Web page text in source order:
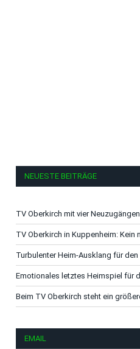
NEUESTE BEITRÄGE
TV Oberkirch mit vier Neuzugängen
TV Oberkirch in Kuppenheim:
Turbulenter Heim-Ausklang für
Emotionales letztes Heimspiel für
Beim TV Oberkirch steht ein
EMAIL